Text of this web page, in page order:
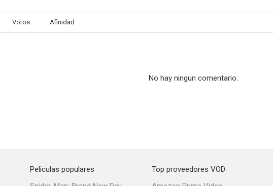
Votos Afinidad
No hay ningun comentario.
Peliculas populares
Top proveedores VOD